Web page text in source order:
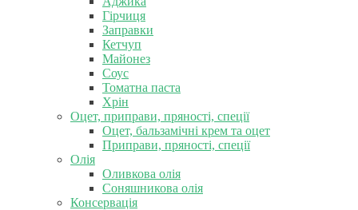
Гірчиця
Заправки
Кетчуп
Майонез
Соус
Томатна паста
Хрін
Оцет, приправи, пряності, спеції
Оцет, бальзамічні крем та оцет
Приправи, пряності, спеції
Олія
Оливкова олія
Соняшникова олія
Консервація